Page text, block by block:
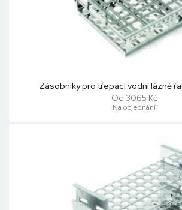
Zásobníky pro třepací vodní lázně
Od 3065 Kč
Na objednání